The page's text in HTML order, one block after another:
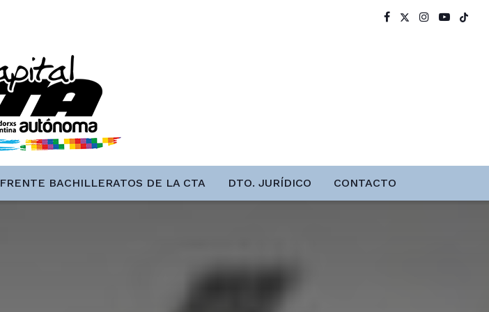
FRENTE BACHILLERATOS DE LA CTA DTO. JURÍDICO CONTACTO